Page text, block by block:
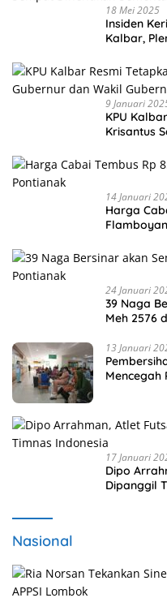
18 Mei 2025
Insiden
Kalbar,
9 Januari
KPU
Krisantus
14 Januari
Harga
24 Januari
39 Naga
Meh 2576
13 Januari
Mencegah
17 Januari
Dipo
Dipanggil
Nasional